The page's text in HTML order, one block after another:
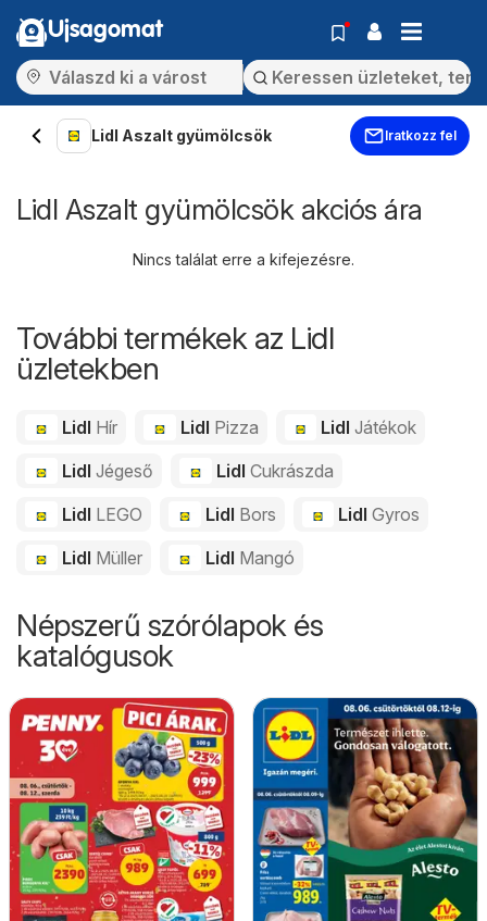
Ujsagomat
Lidl Aszalt gyümölcsök Iratkozz fel
Lidl Aszalt gyümölcsök akciós ára
Nincs találat erre a kifejezésre.
További termékek az Lidl
üzletekben
Lidl Hír Lidl Pizza LidlJátékok
Lidl Jégeső Lidl Cukrászda
Lidl LEGO Lidl Bors LidlGyros
Lidl Müller Lidl Mangó
Népszerű szórólapok és
katalógusok